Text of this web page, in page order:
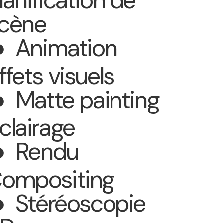
Animation
visuels
Matte painting
Rendu